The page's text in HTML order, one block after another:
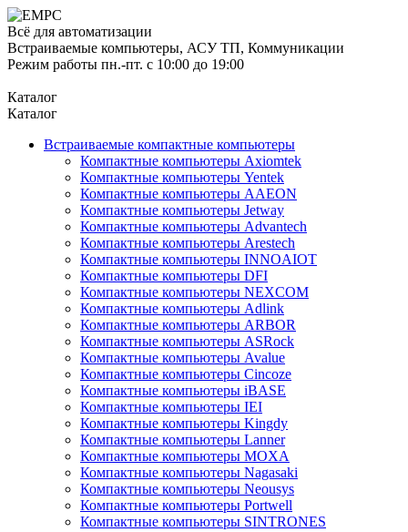
Всё для автоматизации
Встраиваемые компьютеры, АСУ ТП, Коммуникации
Режим работы пн.-пт. с 10:00 до 19:00
Каталог
Каталог
Встраиваемые компактные компьютеры
Компактные компьютеры Axiomtek
Компактные компьютеры Yentek
Компактные компьютеры AAEON
Компактные компьютеры Jetway
Компактные компьютеры Advantech
Компактные компьютеры Arestech
Компактные компьютеры INNOAIOT
Компактные компьютеры DFI
Компактные компьютеры NEXCOM
Компактные компьютеры Adlink
Компактные компьютеры ARBOR
Компактные компьютеры ASRock
Компактные компьютеры Avalue
Компактные компьютеры Cincoze
Компактные компьютеры iBASE
Компактные компьютеры IEI
Компактные компьютеры Kingdy
Компактные компьютеры Lanner
Компактные компьютеры MOXA
Компактные компьютеры Nagasaki
Компактные компьютеры Neousys
Компактные компьютеры Portwell
Компактные компьютеры SINTRONES